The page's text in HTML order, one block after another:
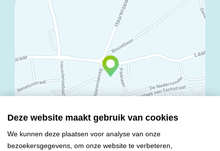
Deze website maakt gebruik van cookies
We kunnen deze plaatsen voor analyse van onze
bezoekersgegevens, om onze website te verbeteren,